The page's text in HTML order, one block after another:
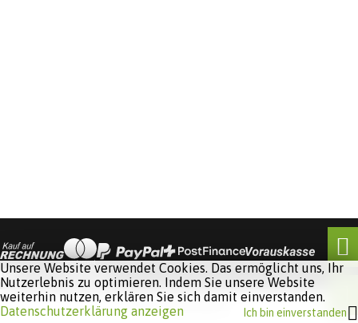
Software:
Unsere Website verwendet Cookies. Das ermöglicht uns, Ihr
Nutzerlebnis zu optimieren. Indem Sie unsere Website
weiterhin nutzen, erklären Sie sich damit einverstanden.
Datenschutzerklärung anzeigen
Ich bin einverstanden